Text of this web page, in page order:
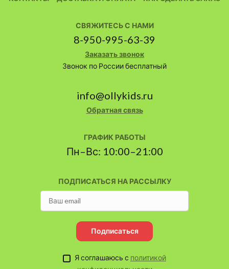
ПОДПИСАТЬСЯ НА РАССЫЛКУ
Подписаться
Я соглашаюсь с политикой
СВЯЖИТЕСЬ С НАМИ
8-950-995-63-39
Заказать звонок
Звонок по России бесплатный
info@ollykids.ru
Обратная связь
ГРАФИК РАБОТЫ
Пн–Вс: 10:00–21:00